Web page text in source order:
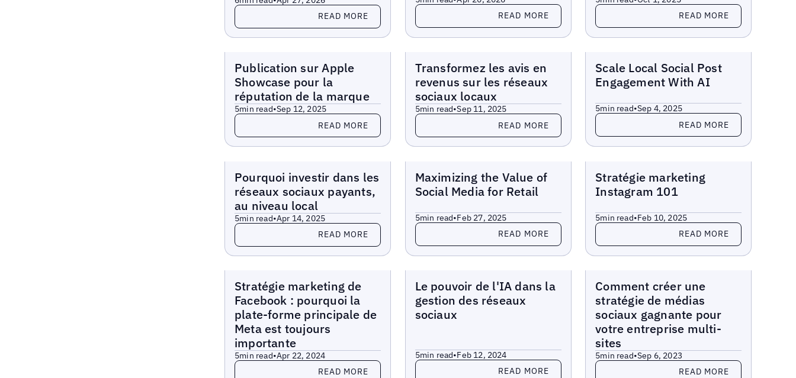
Read more READ MORE Read more READ MORE Read more READ MORE
Publication sur Apple
Showcase pour la
réputation de la marque
5min read•Sep 12, 2025
Read more READ MORE
Transformez les avis en
revenus sur les réseaux
sociaux locaux
5min read•Sep 11, 2025
Read more READ MORE
Scale Local Social Post
Engagement With AI
5min read•Sep 4, 2025
Read more READ MORE
Pourquoi investir dans les
réseaux sociaux payants,
au niveau local
5min read•Apr 14, 2025
Read more READ MORE
Maximizing the Value of
Social Media for Retail
5min read•Feb 27, 2025
Read more READ MORE
Stratégie marketing
Instagram 101
5min read•Feb 10, 2025
Read more READ MORE
Stratégie marketing de
Facebook : pourquoi la
plate-forme principale de
Meta est toujours
importante
5min read•Apr 22, 2024
Read more READ MORE
Le pouvoir de l'IA dans la
gestion des réseaux
sociaux
5min read•Feb 12, 2024
Read more READ MORE
Comment créer une
stratégie de médias
sociaux gagnante pour
votre entreprise multi-
sites
5min read•Sep 6, 2023
Read more READ MORE